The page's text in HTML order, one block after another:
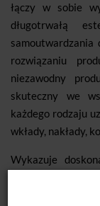
łączy w sobie
długotrwałą
rozwiązaniu
niezawodny
skuteczny we
każdego rodzaju
wkłady, nakłady,
Wykazuje